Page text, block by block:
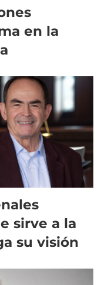
en la
sirve a la
su visión